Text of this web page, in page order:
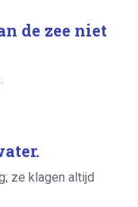
de zee niet
ze klagen altijd